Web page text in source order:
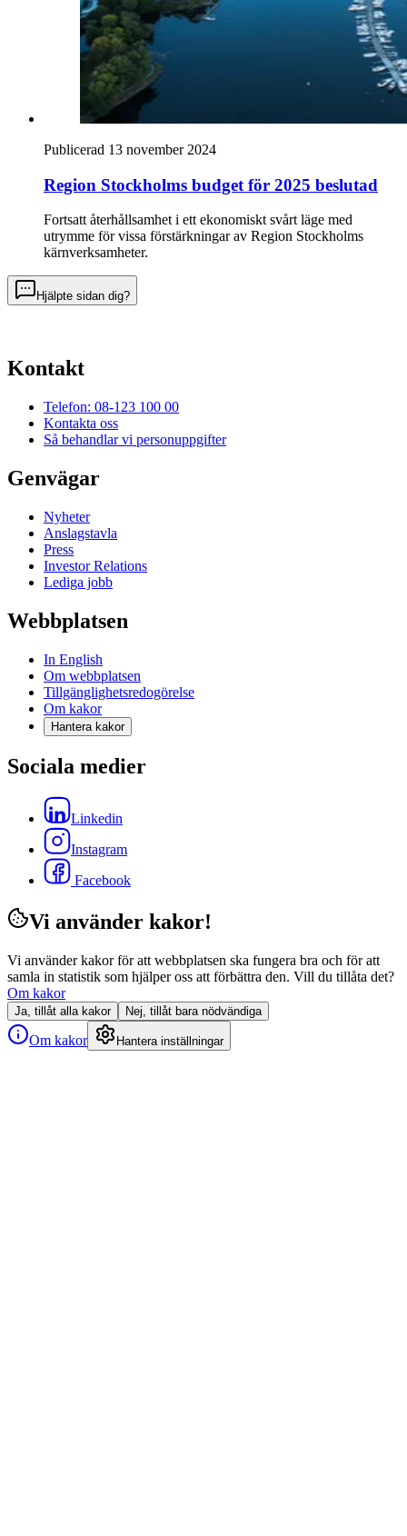
Publicerad 13 november 2024
Region Stockholms budget för 2025 beslutad
Fortsatt återhållsamhet i ett ekonomiskt svårt läge med
utrymme för vissa förstärkningar av Region Stockholms
kärnverksamheter.
Hjälpte sidan dig?
Kontakt
Telefon: 08-123 100 00
Kontakta oss
Så behandlar vi personuppgifter
Genvägar
Nyheter
Anslagstavla
Press
Investor Relations
Lediga jobb
Webbplatsen
In English
Om webbplatsen
Tillgänglighetsredogörelse
Om kakor
Hantera kakor
Sociala medier
Linkedin
Instagram
Facebook
Vi använder kakor!
Vi använder kakor för att webbplatsen ska fungera bra och för att
samla in statistik som hjälper oss att förbättra den. Vill du tillåta det?
Om kakor
Ja, tillåt alla kakor Nej, tillåt bara nödvändiga
Om kakor Hantera inställningar